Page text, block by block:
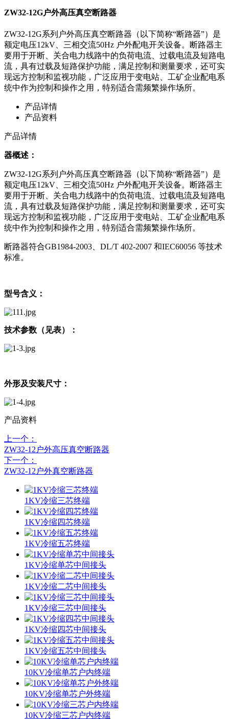
ZW32-12G户外高压真空断路器
ZW32-12G系列户外高压真空断路器（以下简称“断路器”）是
额定电压12kV、三相交流50Hz 户外配电开关设备。断路器主
要用于开断、关合电力线路中的负荷电流、过载电流及短路电
流，具有过载及短路保护功能，满足控制和测量要求，还可实
现远方控制和监视功能，广泛应用于变电站、工矿企业配电系
统中作为控制和操作之用，特别适合需频繁操作场所。
产品详情
产品资料
产品详情
器概述：
ZW32-12G系列户外高压真空断路器（以下简称“断路器”）是
额定电压12kV、三相交流50Hz 户外配电开关设备。断路器主
要用于开断、关合电力线路中的负荷电流、过载电流及短路电
流，具有过载及短路保护功能，满足控制和测量要求，还可实
现远方控制和监视功能，广泛应用于变电站、工矿企业配电系
统中作为控制和操作之用，特别适合需频繁操作场所。
断路器符合GB1984-2003、DL/T 402-2007 和IEC60056 等技术
标准。
型号含义：
技术参数（见表）：
外形及安装尺寸：
产品资料
上一个：
ZW32-12户外高压真空断路器
下一个：
ZW32-12户外真空断路器
1KV冷缩三芯终端
1KV冷缩四芯终端
1KV冷缩五芯终端
1KV冷缩单芯中间接头
1KV冷缩二芯中间接头
1KV冷缩三芯中间接头
1KV冷缩四芯中间接头
1KV冷缩五芯中间接头
10KV冷缩单芯户内终端
10KV冷缩单芯户外终端
10KV冷缩三芯户内终端